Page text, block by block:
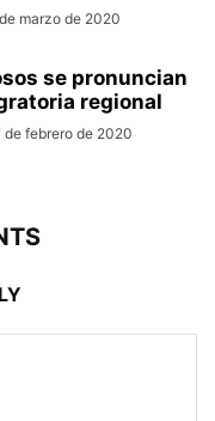
marzo de 2020
se pronuncian
regional
de febrero de 2020